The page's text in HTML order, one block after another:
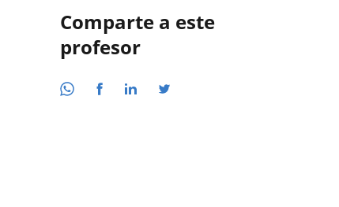
Comparte a este
profesor